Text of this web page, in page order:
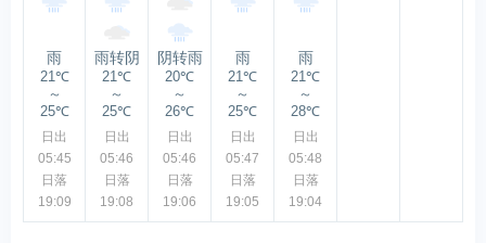
雨
21℃
～
25℃
日出
05:45
日落
19:09
雨转阴
21℃
～
25℃
日出
05:46
日落
19:08
阴转雨
20℃
～
26℃
日出
05:46
日落
19:06
雨
21℃
～
25℃
日出
05:47
日落
19:05
雨
21℃
～
28℃
日出
05:48
日落
19:04